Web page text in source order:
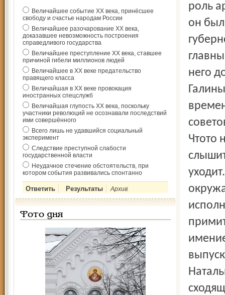
Величайшее событие ХХ века, принёсшее
свободу и счастье народам России
Величайшее разочарование ХХ века,
доказавшее невозможность построения
справедливого государства
Величайшее преступление ХХ века, ставшее
причиной гибели миллионов людей
Величайшее в ХХ веке предательство
правящего класса
Величайшая в ХХ веке провокация
иностранных спецслужб
Величайшая глупость ХХ века, поскольку
участники революций не осознавали последствий
ими совершённого
Всего лишь не удавшийся социальный
эксперимент
Следствие преступной слабости
государственной власти
Неудачное стечение обстоятельств, при
котором события развивались спонтанно
Архив
Фото дня
роль
он
него
Что­то